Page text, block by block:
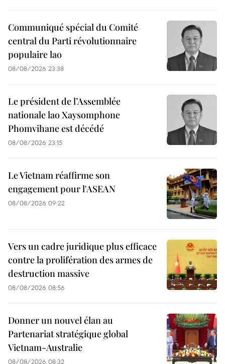
Communiqué spécial du Comité
central du Parti révolutionnaire
populaire lao
08/08/2026 23:38
Le président de l’Assemblée
nationale lao Xaysomphone
Phomvihane est décédé
08/08/2026 23:15
Le Vietnam réaffirme son
engagement pour l'ASEAN
08/08/2026 09:22
Vers un cadre juridique plus efficace
contre la prolifération des armes de
destruction massive
08/08/2026 08:56
Donner un nouvel élan au
Partenariat stratégique global
Vietnam-Australie
08/08/2026 08:32